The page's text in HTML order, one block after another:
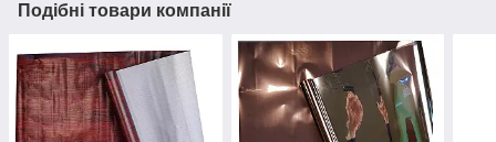
Подібні товари компанії